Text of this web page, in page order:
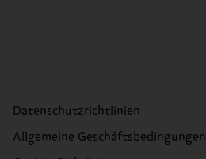
Datenschutzrichtlinien
Allgemeine Geschäftsbedingungen